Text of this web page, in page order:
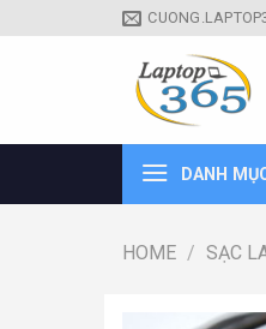
to
DANH
HOME / SẠC